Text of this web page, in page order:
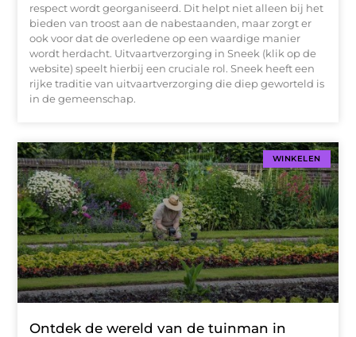
respect wordt georganiseerd. Dit helpt niet alleen bij het
bieden van troost aan de nabestaanden, maar zorgt er
ook voor dat de overledene op een waardige manier
wordt herdacht. Uitvaartverzorging in Sneek (klik op de
website) speelt hierbij een cruciale rol. Sneek heeft een
rijke traditie van uitvaartverzorging die diep geworteld is
in de gemeenschap.
WINKELEN
Ontdek de wereld van de tuinman in